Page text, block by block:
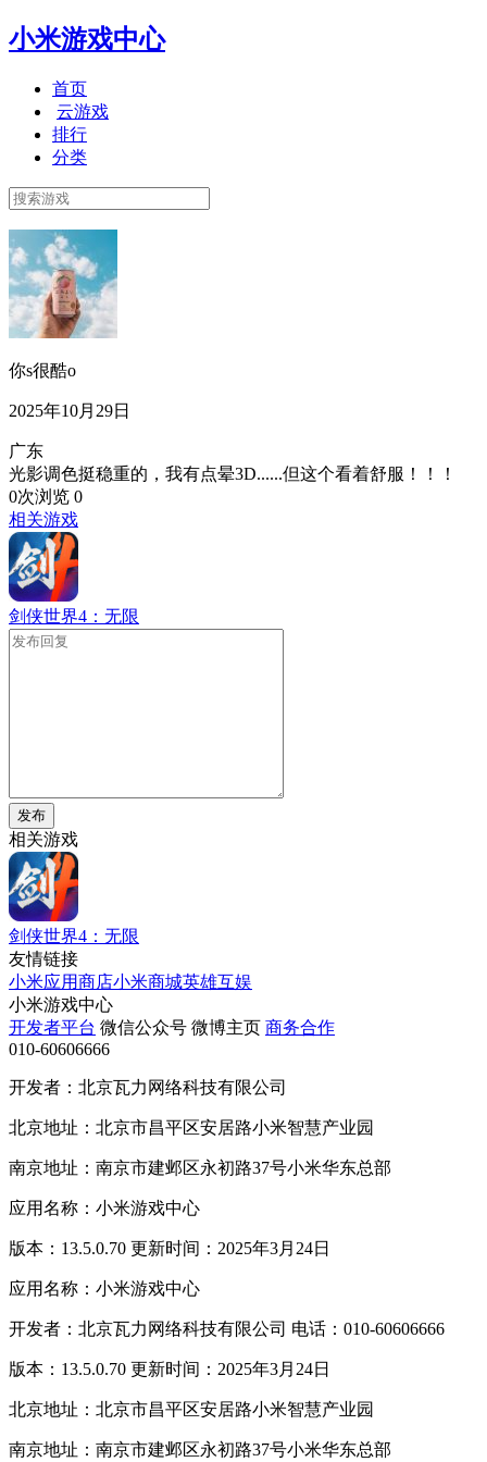
小米游戏中心
首页
云游戏
排行
分类
你s很酷o
2025年10月29日
广东
光影调色挺稳重的，我有点晕3D......但这个看着舒服！！！
0次浏览 0
相关游戏
剑侠世界4：无限
发布
相关游戏
剑侠世界4：无限
友情链接
小米应用商店小米商城英雄互娱
小米游戏中心
开发者平台 微信公众号 微博主页 商务合作
010-60606666
开发者：北京瓦力网络科技有限公司
北京地址：北京市昌平区安居路小米智慧产业园
南京地址：南京市建邺区永初路37号小米华东总部
应用名称：小米游戏中心
版本：13.5.0.70 更新时间：2025年3月24日
应用名称：小米游戏中心
开发者：北京瓦力网络科技有限公司 电话：010-60606666
版本：13.5.0.70 更新时间：2025年3月24日
北京地址：北京市昌平区安居路小米智慧产业园
南京地址：南京市建邺区永初路37号小米华东总部